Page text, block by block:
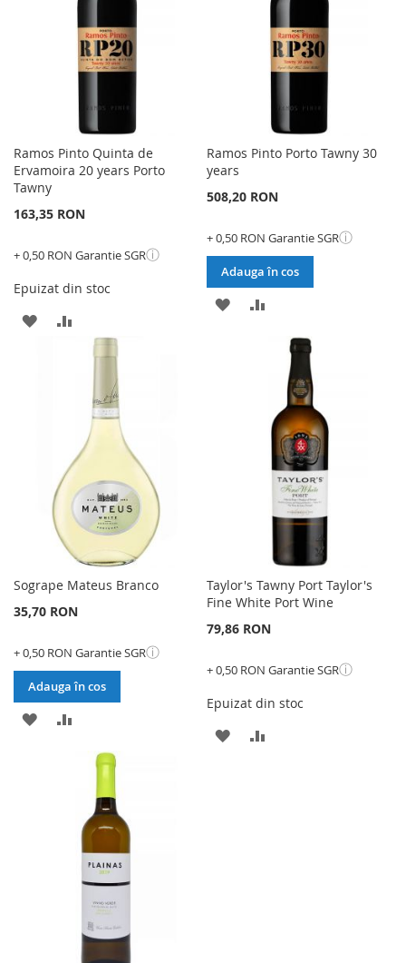
Ramos Pinto Quinta de
Ervamoira 20 years Porto
Tawny
163,35 RON
+ 0,50 RON Garantie SGRⓘ
Epuizat din stoc
ADAUGATI
DORINTE
PENTRU
COMPARARE
Ramos Pinto Porto Tawny 30
years
508,20 RON
+ 0,50 RON Garantie SGRⓘ
Adauga în cos
ADAUGATI
DORINTE
PENTRU
COMPARARE
Sogrape Mateus Branco
35,70 RON
+ 0,50 RON Garantie SGRⓘ
Adauga în cos
ADAUGATI
DORINTE
PENTRU
COMPARARE
Taylor's Tawny Port Taylor's
Fine White Port Wine
79,86 RON
+ 0,50 RON Garantie SGRⓘ
Epuizat din stoc
ADAUGATI